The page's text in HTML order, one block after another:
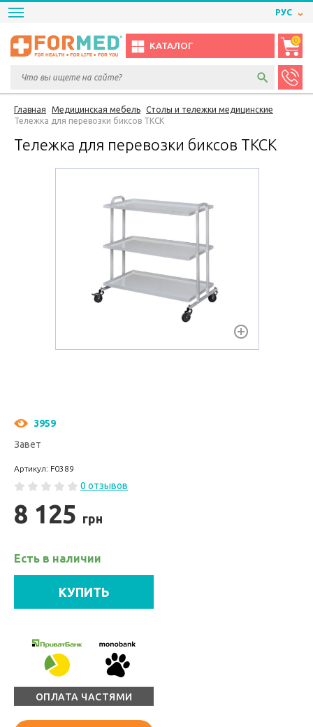
РУС
КАТАЛОГ
0
Главная Медицинская мебель
Столы и тележки медицинские
Тележка для перевозки биксов ТКСК
Тележка для перевозки биксов ТКСК
3959
Завет
Артикул: F0389
0 отзывов
8 125 грн
Есть в наличии
КУПИТЬ
ОПЛАТА ЧАСТЯМИ